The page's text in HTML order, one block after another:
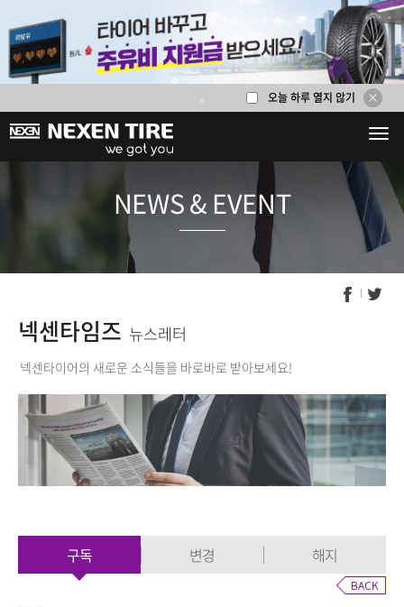
5
오늘 하루 열지 않기
넥센타임즈 뉴스레터
넥센타이어의 새로운 소식들을 바로바로 받아보세요!
구독 변경 해지